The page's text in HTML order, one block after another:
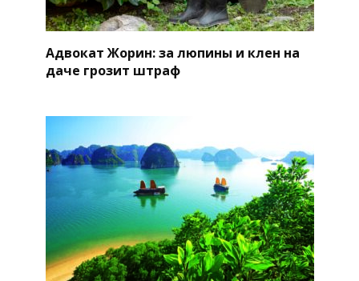
Адвокат Жорин: за люпины и клен на
даче грозит штраф